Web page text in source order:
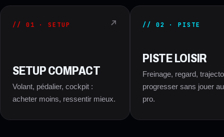
// 01 · SETUP
SETUP COMPACT
Volant, pédalier, cockpit :
acheter moins, ressentir mieux.
// 02 · PISTE
PISTE LOISIR
Freinage, regard,
progresser sans jouer
pro.